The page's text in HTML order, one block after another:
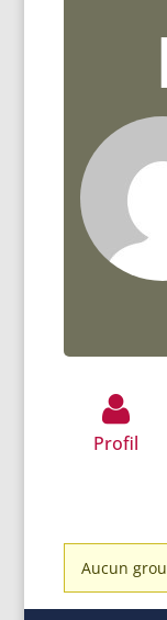
Profil
Groupes
du
Aucun